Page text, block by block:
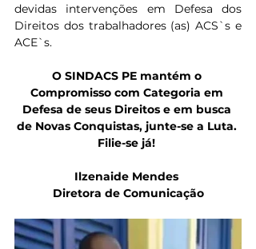
devidas intervenções em Defesa dos
Direitos dos trabalhadores (as) ACS`s e
ACE`s.
O SINDACS PE mantém o
Compromisso com Categoria em
Defesa de seus Direitos e em busca
de Novas Conquistas, junte-se a Luta.
Filie-se já!
Ilzenaide Mendes
Diretora de Comunicação